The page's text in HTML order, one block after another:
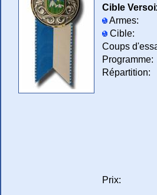
Cible
Armes:
Cible:
Coups
Programme:
Répartition:
Prix: